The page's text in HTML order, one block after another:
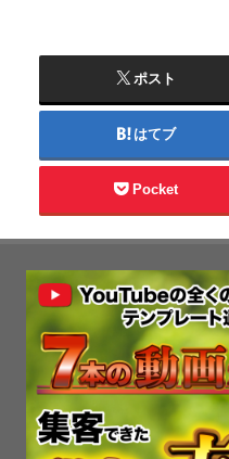
ポスト
はてブ
Pocket